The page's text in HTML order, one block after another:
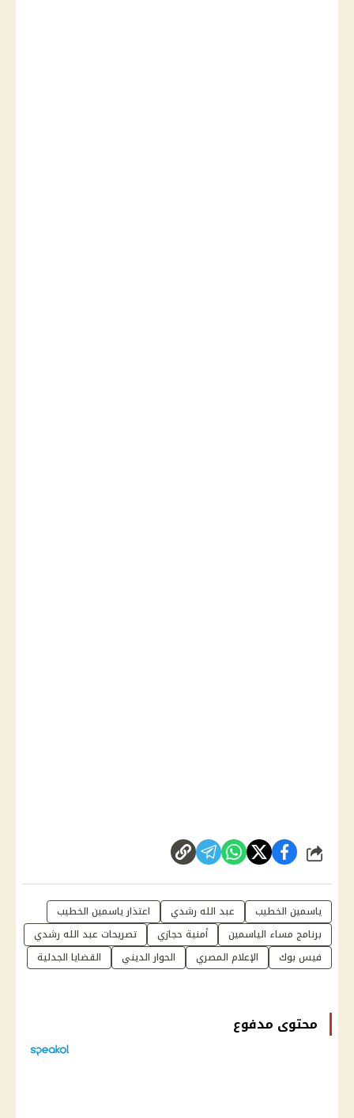
شارك
ياسمين الخطيب عبد الله رشدي
اعتذار ياسمين الخطيب
برنامج مساء الياسمين
أمنية حجازي
تصريحات عبد الله رشدي
فيس بوك
الإعلام المصري الحوار الديني القضايا الجدلية
محتوى مدفوع